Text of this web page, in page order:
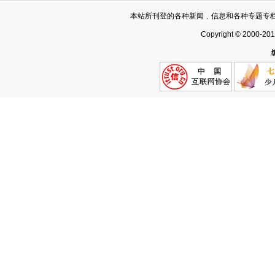
本站所刊登的各种新闻﹑信息和各种专题专
Copyright © 2000-